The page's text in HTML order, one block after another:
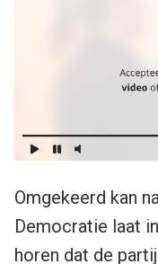
Omgekeerd kan
Democratie laat
horen dat de